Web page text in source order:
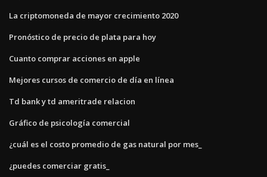
La criptomoneda de mayor crecimiento 2020
Pronóstico de precio de plata para hoy
Cuanto comprar acciones en apple
Mejores cursos de comercio de día en línea
Td bank y td ameritrade relacion
Gráfico de psicología comercial
¿cuál es el costo promedio de gas natural por mes_
¿puedes comerciar gratis_